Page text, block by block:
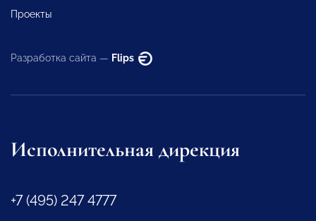
Проекты
Разработка сайта — Flips
Исполнительная дирекция
+7 (495) 247 4777